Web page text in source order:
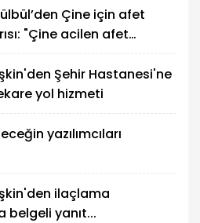
Çine için afet
"Çine acilen afet
Şehir Hastanesi'ne
yol hizmeti
yazılımcıları
ilaçlama
belgeli yanıt...